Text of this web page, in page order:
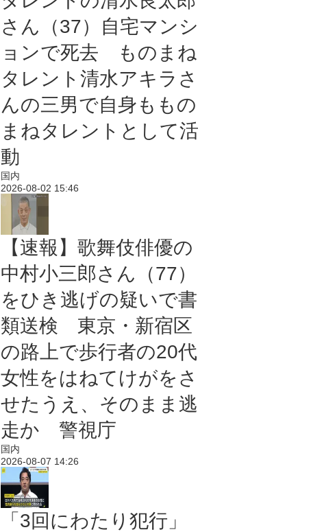
さん（37）自宅マンシ
ョンで死去 ものまね
タレント清水アキラさ
んの三男で自身ももの
まねタレントとして活
動
国内
2026-08-02 15:46
【速報】歌舞伎俳優の
中村小三郎さん（77）
をひき逃げの疑いで書
類送検 東京・新宿区
の路上で歩行者の20代
女性をはねてけがをさ
せたうえ、そのまま逃
走か 警視庁
国内
2026-08-07 14:26
「3回にわたり犯行」